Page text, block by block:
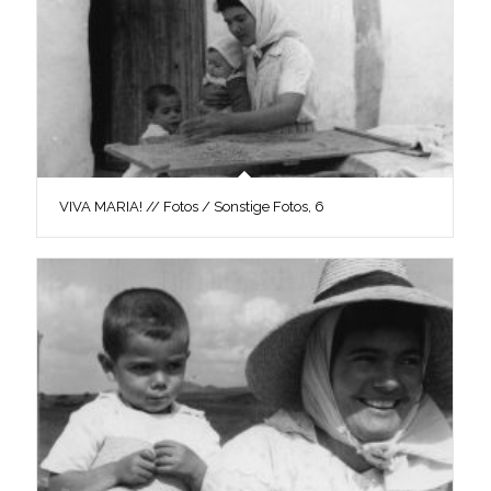
VIVA MARIA! // Fotos / Sonstige Fotos, 6